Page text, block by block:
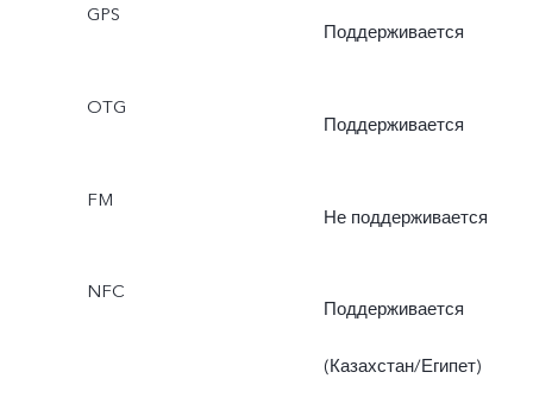
Pro», «Двухоконный
GPS
Поддерживается
OTG
Поддерживается
FM
Не поддерживается
NFC
Поддерживается
(Казахстан/Египет)